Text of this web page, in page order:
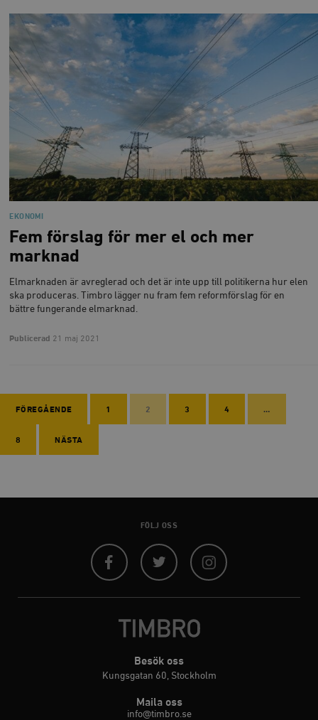
EKONOMI
Fem förslag för mer el och mer
marknad
Elmarknaden är avreglerad och det är inte upp till politikerna hur elen
ska produceras. Timbro lägger nu fram fem reformförslag för en
bättre fungerande elmarknad.
Publicerad 21 maj 2021
FÖREGÅENDE 1 2 3 4 …
8 NÄSTA
FÖLJ OSS
Besök oss
Kungsgatan 60, Stockholm
Maila oss
info@timbro.se